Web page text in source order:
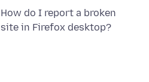
How do I report a broken
site in Firefox desktop?